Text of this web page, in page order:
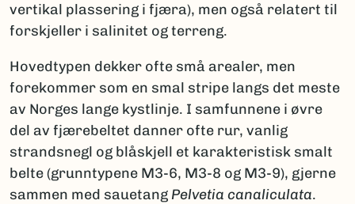
vertikal plassering i fjæra), men også relatert til
forskjeller i salinitet og terreng.
Hovedtypen dekker ofte små arealer, men
forekommer som en smal stripe langs det meste
av Norges lange kystlinje. I samfunnene i øvre
del av fjærebeltet danner ofte rur, vanlig
strandsnegl og blåskjell et karakteristisk smalt
belte (grunntypene M3-6, M3-8 og M3-9), gjerne
sammen med sauetang Pelvetia canaliculata.